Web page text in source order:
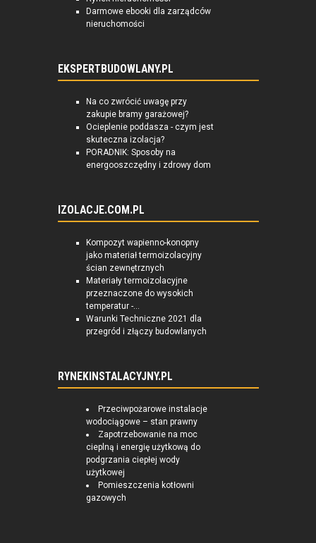
Darmowe ebooki dla zarządców
nieruchomości
EKSPERTBUDOWLANY.PL
Na co zwrócić uwagę przy
zakupie bramy garażowej?
Ocieplenie poddasza - czym jest
skuteczna izolacja?
PORADNIK: Sposoby na
energooszczędny i zdrowy dom
IZOLACJE.COM.PL
Kompozyt wapienno-konopny
jako materiał termoizolacyjny
ścian zewnętrznych
Materiały termoizolacyjne
przeznaczone do wysokich
temperatur -...
Warunki Techniczne 2021 dla
przegród i złączy budowlanych
RYNEKINSTALACYJNY.PL
Przeciwpożarowe instalacje
wodociągowe – stan prawny
Zapotrzebowanie na moc
cieplną i energię użytkową do
podgrzania ciepłej wody
użytkowej
Pomieszczenia kotłowni
gazowych